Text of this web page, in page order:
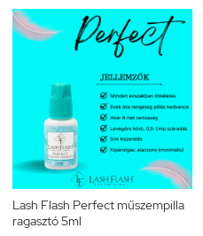
Lash Flash Perfect műszempilla
ragasztó 5ml